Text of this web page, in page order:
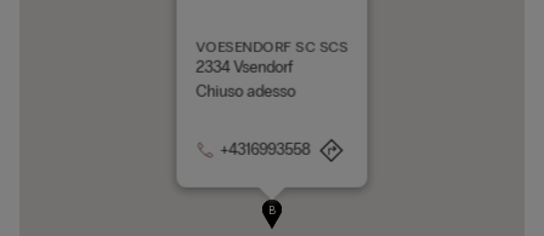
A
B
VOESENDORF SC SCS
2334 Vsendorf
Chiuso adesso
+4316993558